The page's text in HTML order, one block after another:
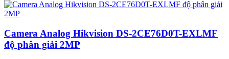
Camera Analog Hikvision DS-2CE76D0T-EXLMF
độ phân giải 2MP